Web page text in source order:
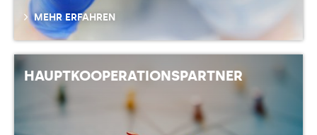
MEHR ERFAHREN
HAUPTKOOPERATIONSPARTNER